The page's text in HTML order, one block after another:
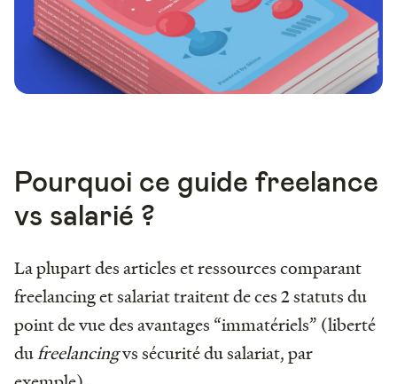
Pourquoi ce guide freelance
vs salarié ?
La plupart des articles et ressources comparant
freelancing et salariat traitent de ces 2 statuts du
point de vue des avantages “immatériels” (liberté
dufreelancingvs sécurité du salariat, par